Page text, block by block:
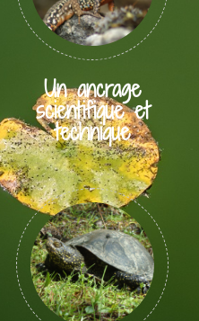
Un ancrage
scientifique et
technique